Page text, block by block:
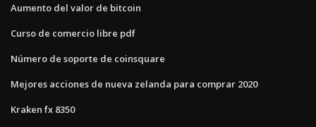
Aumento del valor de bitcoin
Curso de comercio libre pdf
Número de soporte de coinsquare
Mejores acciones de nueva zelanda para comprar 2020
Kraken fx 8350